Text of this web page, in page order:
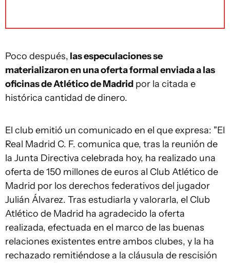
Poco después, las especulaciones se
materializaron en una oferta formal enviada a las
oficinas de Atlético de Madrid por la citada e
histórica cantidad de dinero.
El club emitió un comunicado en el que expresa: "El
Real Madrid C. F. comunica que, tras la reunión de
la Junta Directiva celebrada hoy, ha realizado una
oferta de 150 millones de euros al Club Atlético de
Madrid por los derechos federativos del jugador
Julián Álvarez. Tras estudiarla y valorarla, el Club
Atlético de Madrid ha agradecido la oferta
realizada, efectuada en el marco de las buenas
relaciones existentes entre ambos clubes, y la ha
rechazado remitiéndose a la cláusula de rescisión